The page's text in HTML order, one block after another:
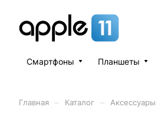
Смартфоны Планшеты
Главная Каталог Аксессуары